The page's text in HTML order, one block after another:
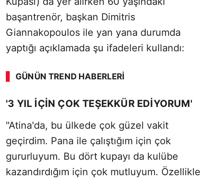
başantrenör, başkan Dimitris
Giannakopoulos ile yan yana durumda
yaptığı açıklamada şu ifadeleri kullandı:
GÜNÜN TREND HABERLERI
00:02 / 09:08
Sesi Aç
'3 YIL İÇİN ÇOK TEŞEKKÜR EDİYORUM'
"Atina'da, bu ülkede çok güzel vakit
geçirdim. Pana ile çalıştığım için çok
gururluyum. Bu dört kupayı da kulübe
kazandırdığım için çok mutluyum. Özellikle